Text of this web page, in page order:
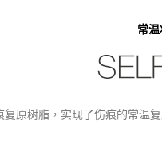
常
原树脂，实现了伤痕的常温